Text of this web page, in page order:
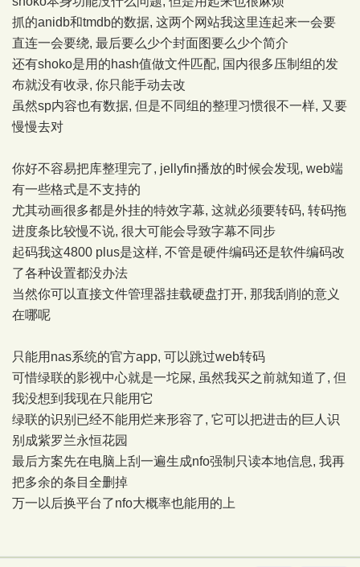
抓的anidb和tmdb的数据, 这两个网站我这里连起来一会要
直连一会要绕, 最后要么少个封面图要么少个简介
还有shoko是用的hash值做文件匹配, 国内很多压制组的发
布就没有收录, 你只能手动去改
虽然sp内容也有数据, 但是不同组的整理习惯很不一样, 又要
慢慢去对
你好不容易把库整理完了, jellyfin播放的时候会发现, web端
有一些格式是不支持的
尤其动画很多都是外挂的特效字幕, 这就必须要转码, 转码拖
进度条比较慢不说, 很大可能会导致字幕不同步
起码我这4800 plus是这样, 不管是硬件编码还是软件编码改
了各种设置都没办法
当然你可以直接文件管理器挂载硬盘打开, 那我刮削的意义
在哪呢
只能用nas系统的官方app, 可以跳过web转码
可惜绿联的影视中心就是一坨屎, 虽然我买之前就知道了, 但
我没想到我现在只能用它
绿联的识别已经不能用烂来形容了, 它可以把进击的巨人识
别成紫罗兰永恒花园
最后方案先在电脑上刮一遍生成nfo强制只读本地信息, 我再
把多余的条目全删掉
万一以后换平台了nfo大概率也能用的上